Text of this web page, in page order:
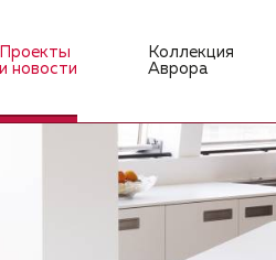
Проекты
и новости
Коллекция
Аврора